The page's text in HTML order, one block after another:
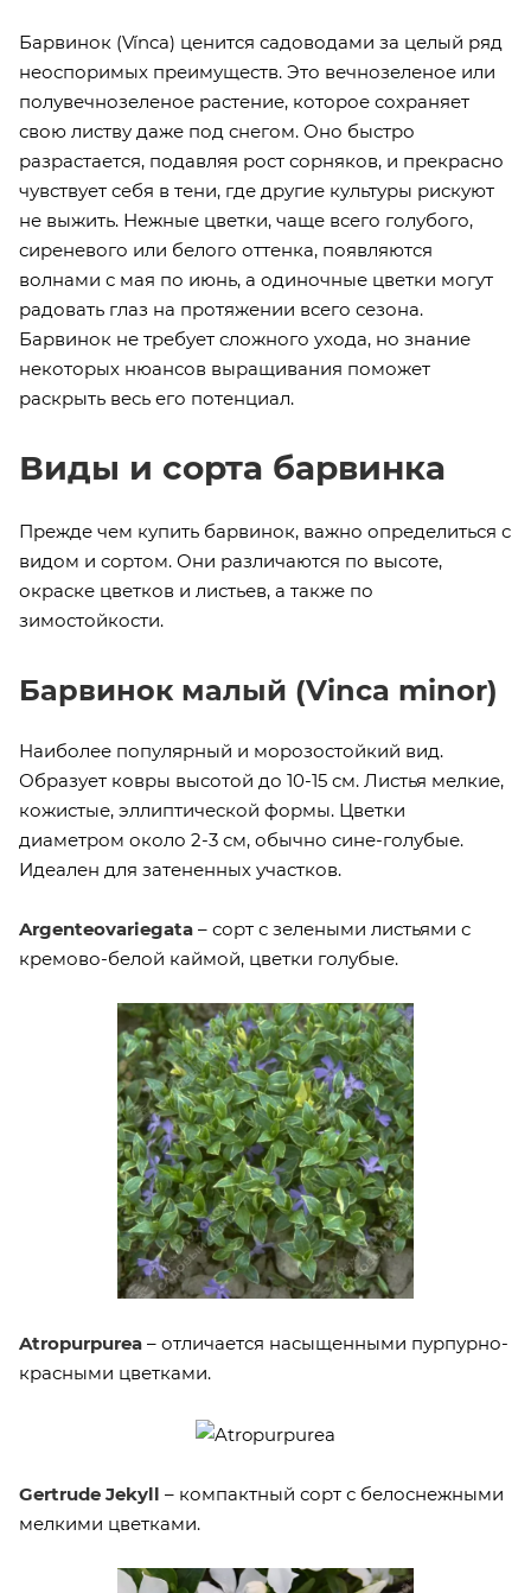
Барвинок (Vínca) ценится садоводами за целый ряд
неоспоримых преимуществ. Это вечнозеленое или
полувечнозеленое растение, которое сохраняет
свою листву даже под снегом. Оно быстро
разрастается, подавляя рост сорняков, и прекрасно
чувствует себя в тени, где другие культуры рискуют
не выжить. Нежные цветки, чаще всего голубого,
сиреневого или белого оттенка, появляются
волнами с мая по июнь, а одиночные цветки могут
радовать глаз на протяжении всего сезона.
Барвинок не требует сложного ухода, но знание
некоторых нюансов выращивания поможет
раскрыть весь его потенциал.
Виды и сорта барвинка
Прежде чем купить барвинок, важно определиться с
видом и сортом. Они различаются по высоте,
окраске цветков и листьев, а также по
зимостойкости.
Барвинок малый (Vinca minor)
Наиболее популярный и морозостойкий вид.
Образует ковры высотой до 10-15 см. Листья мелкие,
кожистые, эллиптической формы. Цветки
диаметром около 2-3 см, обычно сине-голубые.
Идеален для затененных участков.
Argenteovariegata – сорт с зелеными листьями с
кремово-белой каймой, цветки голубые.
Atropurpurea – отличается насыщенными пурпурно-
красными цветками.
Gertrude Jekyll – компактный сорт с белоснежными
мелкими цветками.